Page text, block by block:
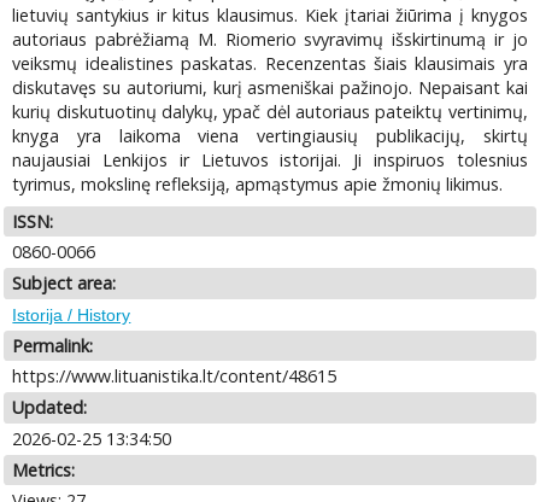
lietuvių santykius ir kitus klausimus. Kiek įtariai žiūrima į knygos
autoriaus pabrėžiamą M. Riomerio svyravimų išskirtinumą ir jo
veiksmų idealistines paskatas. Recenzentas šiais klausimais yra
diskutavęs su autoriumi, kurį asmeniškai pažinojo. Nepaisant kai
kurių diskutuotinų dalykų, ypač dėl autoriaus pateiktų vertinimų,
knyga yra laikoma viena vertingiausių publikacijų, skirtų
naujausiai Lenkijos ir Lietuvos istorijai. Ji inspiruos tolesnius
tyrimus, mokslinę refleksiją, apmąstymus apie žmonių likimus.
ISSN:
0860-0066
Subject area:
Istorija / History
Permalink:
https://www.lituanistika.lt/content/48615
Updated:
2026-02-25 13:34:50
Metrics: